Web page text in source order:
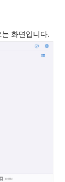
화면입니다.